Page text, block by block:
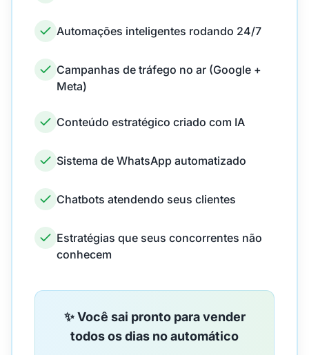
Automações inteligentes rodando 24/7
Campanhas de tráfego no ar (Google +
Meta)
Conteúdo estratégico criado com IA
Sistema de WhatsApp automatizado
Chatbots atendendo seus clientes
Estratégias que seus concorrentes não
conhecem
✨ Você sai pronto para vender
todos os dias no automático